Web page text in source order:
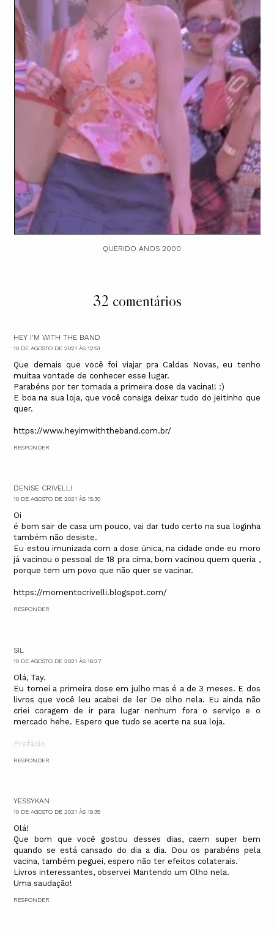
QUERIDO ANOS 2000
32 comentários
HEY I'M WITH THE BAND
10 DE AGOSTO DE 2021 ÀS 12:51
Que demais que você foi viajar pra Caldas Novas, eu tenho
muitaa vontade de conhecer esse lugar.
Parabéns por ter tomada a primeira dose da vacina!! :)
E boa na sua loja, que você consiga deixar tudo do jeitinho que
quer.
https://www.heyimwiththeband.com.br/
RESPONDER
DENISE CRIVELLI
10 DE AGOSTO DE 2021 ÀS 15:30
Oi
é bom sair de casa um pouco, vai dar tudo certo na sua loginha
também não desiste.
Eu estou imunizada com a dose única, na cidade onde eu moro
já vacinou o pessoal de 18 pra cima, bom vacinou quem queria ,
porque tem um povo que não quer se vacinar.
https://momentocrivelli.blogspot.com/
RESPONDER
SIL
10 DE AGOSTO DE 2021 ÀS 16:27
Olá, Tay.
Eu tomei a primeira dose em julho mas é a de 3 meses. E dos
livros que você leu acabei de ler De olho nela. Eu ainda não
criei coragem de ir para lugar nenhum fora o serviço e o
mercado hehe. Espero que tudo se acerte na sua loja.
Prefácio
RESPONDER
YESSYKAN
10 DE AGOSTO DE 2021 ÀS 19:35
Olá!
Que bom que você gostou desses dias, caem super bem
quando se está cansado do dia a dia. Dou os parabéns pela
vacina, também peguei, espero não ter efeitos colaterais.
Livros interessantes, observei Mantendo um Olho nela.
Uma saudação!
RESPONDER